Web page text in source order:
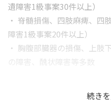
遺障害1級事案30件以上）
・ 脊髄損傷、四肢麻痺、四
障害1級事案20件以上）
・ 胸腹部臓器の損傷、上肢
の障害、醜状障害等多数
続き